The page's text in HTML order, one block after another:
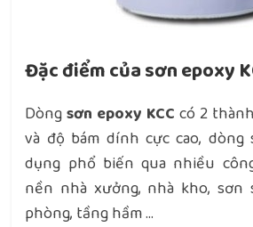
Đặc điểm của sơn epoxy
Dòngsơn epoxy KCC có 2
và độ bám dính cực cao,
dụng phổ biến qua nhiều
nền nhà xưởng, nhà kho, sơn
phòng, tầng hầm …